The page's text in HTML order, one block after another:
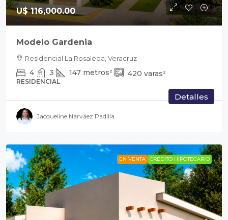
U$ 116,000.00
Modelo Gardenia
Residencial La Rosaleda, Veracruz
4 3 147 metros² 420 varas²
RESIDENCIAL
Detalles
Jacqueline Narváez Padilla
EN VENTA CRÉDITO HIPOTECARIO